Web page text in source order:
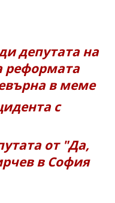
депутата на
реформата
в меме
с
от "Да,
в София